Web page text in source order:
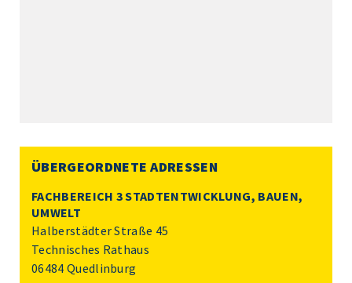
ÜBERGEORDNETE ADRESSEN
FACHBEREICH 3 STADTENTWICKLUNG, BAUEN,
UMWELT
Halberstädter Straße 45
Technisches Rathaus
06484 Quedlinburg